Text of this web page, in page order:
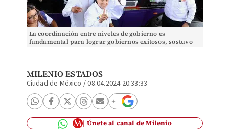
La coordinación entre niveles de gobierno es
fundamental para lograr gobiernos exitosos, sostuvo
MILENIO ESTADOS
Ciudad de México /08.04.2024 20:33:33
Únete al canal de Milenio